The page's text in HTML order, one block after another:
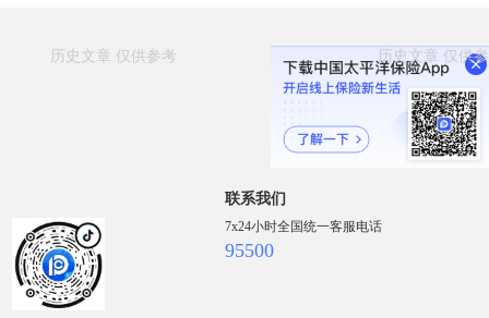
联系我们
7x24小时全国统一客服电话
95500